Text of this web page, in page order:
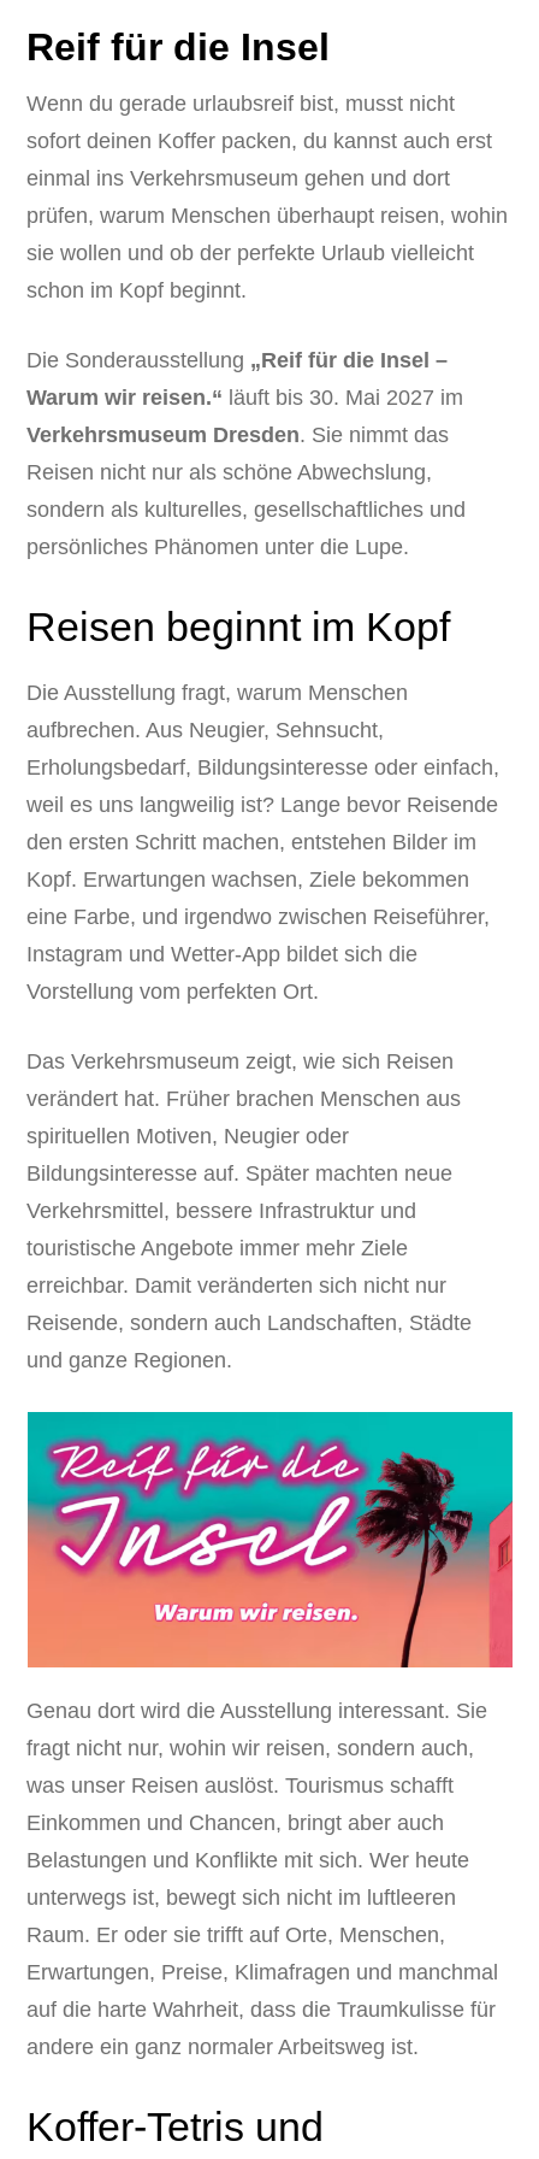
Reif für die Insel
Wenn du gerade urlaubsreif bist, musst nicht
sofort deinen Koffer packen, du kannst auch erst
einmal ins Verkehrsmuseum gehen und dort
prüfen, warum Menschen überhaupt reisen, wohin
sie wollen und ob der perfekte Urlaub vielleicht
schon im Kopf beginnt.
Die Sonderausstellung „Reif für die Insel –
Warum wir reisen.“ läuft bis 30. Mai 2027 im
Verkehrsmuseum Dresden. Sie nimmt das
Reisen nicht nur als schöne Abwechslung,
sondern als kulturelles, gesellschaftliches und
persönliches Phänomen unter die Lupe.
Reisen beginnt im Kopf
Die Ausstellung fragt, warum Menschen
aufbrechen. Aus Neugier, Sehnsucht,
Erholungsbedarf, Bildungsinteresse oder einfach,
weil es uns langweilig ist? Lange bevor Reisende
den ersten Schritt machen, entstehen Bilder im
Kopf. Erwartungen wachsen, Ziele bekommen
eine Farbe, und irgendwo zwischen Reiseführer,
Instagram und Wetter-App bildet sich die
Vorstellung vom perfekten Ort.
Das Verkehrsmuseum zeigt, wie sich Reisen
verändert hat. Früher brachen Menschen aus
spirituellen Motiven, Neugier oder
Bildungsinteresse auf. Später machten neue
Verkehrsmittel, bessere Infrastruktur und
touristische Angebote immer mehr Ziele
erreichbar. Damit veränderten sich nicht nur
Reisende, sondern auch Landschaften, Städte
und ganze Regionen.
Genau dort wird die Ausstellung interessant. Sie
fragt nicht nur, wohin wir reisen, sondern auch,
was unser Reisen auslöst. Tourismus schafft
Einkommen und Chancen, bringt aber auch
Belastungen und Konflikte mit sich. Wer heute
unterwegs ist, bewegt sich nicht im luftleeren
Raum. Er oder sie trifft auf Orte, Menschen,
Erwartungen, Preise, Klimafragen und manchmal
auf die harte Wahrheit, dass die Traumkulisse für
andere ein ganz normaler Arbeitsweg ist.
Koffer-Tetris und